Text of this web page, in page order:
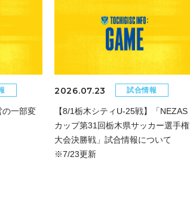
の一部変
2026.07.23 試合情報
【8/1栃木シティU-25戦】「NEZAS
カップ第31回栃木県サッカー選手権
大会決勝戦」試合情報について
※7/23更新